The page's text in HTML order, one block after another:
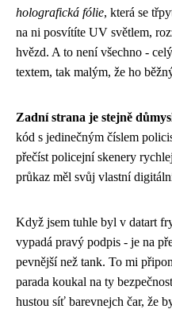
holografická fólie, která se
na ni posvítíte UV světlem,
hvězd. A to není všechno -
textem, tak malým, že ho
Zadní strana je stejně
kód s jedinečným číslem
přečíst policejní skenery
průkaz měl svůj vlastní
Když jsem tuhle byl v datart
vypadá pravý podpis - je na
pevnější než tank. To mi
parada koukal na ty
hustou síť barevnejch čar, že